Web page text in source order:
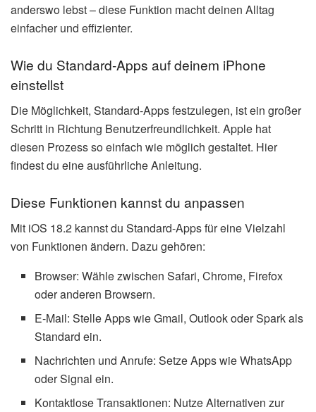
anderswo lebst – diese Funktion macht deinen Alltag
einfacher und effizienter.
Wie du Standard-Apps auf deinem iPhone
einstellst
Die Möglichkeit, Standard-Apps festzulegen, ist ein großer
Schritt in Richtung Benutzerfreundlichkeit. Apple hat
diesen Prozess so einfach wie möglich gestaltet. Hier
findest du eine ausführliche Anleitung.
Diese Funktionen kannst du anpassen
Mit iOS 18.2 kannst du Standard-Apps für eine Vielzahl
von Funktionen ändern. Dazu gehören:
Browser: Wähle zwischen Safari, Chrome, Firefox
oder anderen Browsern.
E-Mail: Stelle Apps wie Gmail, Outlook oder Spark als
Standard ein.
Nachrichten und Anrufe: Setze Apps wie WhatsApp
oder Signal ein.
Kontaktlose Transaktionen: Nutze Alternativen zur